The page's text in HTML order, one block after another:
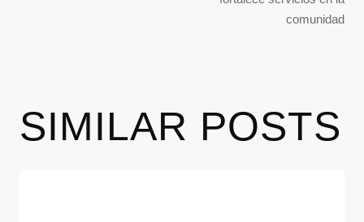
comunidad
SIMILAR POSTS